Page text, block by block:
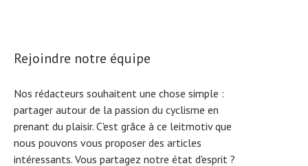
Rejoindre notre équipe
Nos rédacteurs souhaitent une chose simple :
partager autour de la passion du cyclisme en
prenant du plaisir. C'est grâce à ce leitmotiv que
nous pouvons vous proposer des articles
intéressants. Vous partagez notre état d'esprit ?